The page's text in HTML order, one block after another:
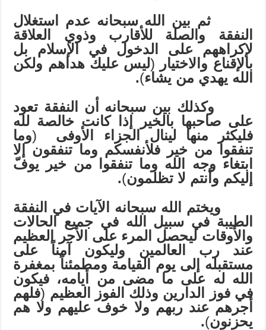
ثم بين الله سبحانه عدم استغلال
النفقة والصلة للأقارب وذوي العلاقة
لإكراههم على الدخول في الإسلام بل
بالإقناع والاختيار (ليس عليك هداهم ولكن
الله يهدي من يشاء)
.
وكذلك بين سبحانه أن النفقة تعود
على صاحبها بالخير إذا كانت خالصة لله
فليكثر منها لينال الجزاء الأوفى (وما
تنفقوا من خير فلأنفسكم وما تنفقون إلا
ابتغاء وجه الله وما تنفقوا من خير يوفّ
إليكم وأنتم لا تظلمون)
.
ويختم الله سبحانه الآيات في النفقة
الطيبة في سبيل الله في جميع الحالات
والأوقات ليحصل المرء على الأجر العظيم
عند رب العالمين وليكون آمناً على
مستقبله إلى يوم القيامة ومطمئناً بمغفرة
الله له على ما مضى من أيامه، فيكون
في فوز الدارين وذلك الفوز العظيم (فلهم
أجرهم عند ربهم ولا خوف عليهم ولا هم
يحزنون)
.